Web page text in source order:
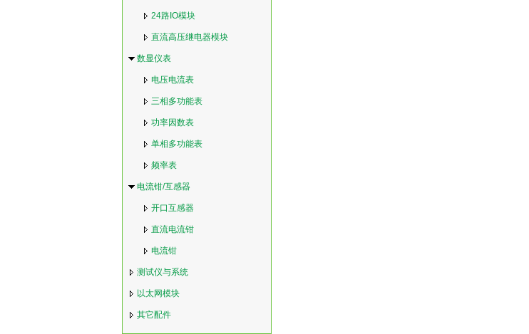
24路IO模块
直流高压继电器模块
数显仪表
电压电流表
三相多功能表
功率因数表
单相多功能表
频率表
电流钳/互感器
开口互感器
直流电流钳
电流钳
测试仪与系统
以太网模块
其它配件